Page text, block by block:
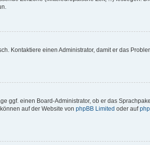
Kontaktiere einen Administrator, damit er das
ggf. einen Board-Administrator, ob er das
auf der Website von phpBB Limited oder auf